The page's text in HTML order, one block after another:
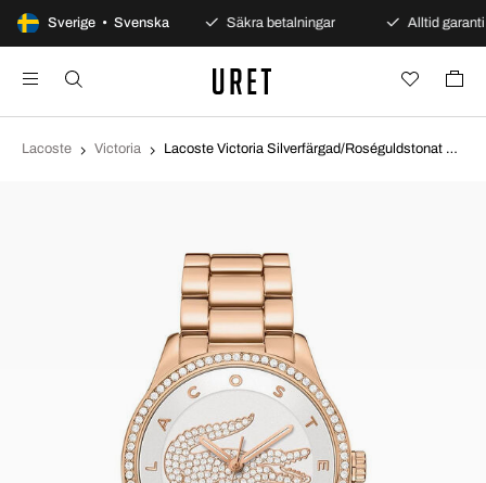
Sverige • Svenska
100 dagars öppet köp Säkra betalningar Alltid garanti
Lacoste Victoria Lacoste Victoria Silverfärgad/Roséguldstonat stål Ø40 mm 2000828